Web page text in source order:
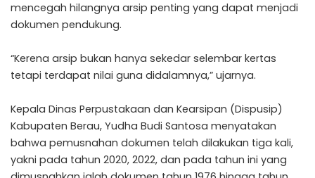
mencegah hilangnya arsip penting yang dapat menjadi
dokumen pendukung.
“Kerena arsip bukan hanya sekedar selembar kertas
tetapi terdapat nilai guna didalamnya,” ujarnya.
Kepala Dinas Perpustakaan dan Kearsipan (Dispusip)
Kabupaten Berau, Yudha Budi Santosa menyatakan
bahwa pemusnahan dokumen telah dilakukan tiga kali,
yakni pada tahun 2020, 2022, dan pada tahun ini yang